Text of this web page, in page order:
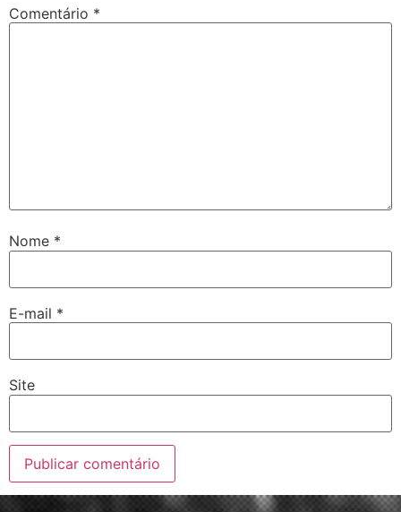
Comentário *
Nome *
E-mail *
Site